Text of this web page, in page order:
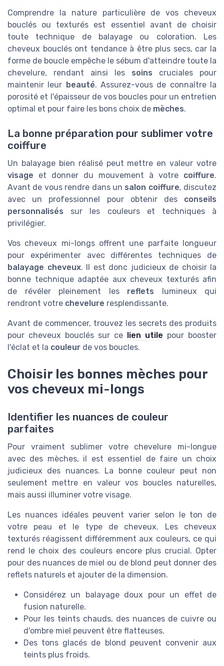
Comprendre la nature particulière de vos cheveux
bouclés ou texturés est essentiel avant de choisir
toute technique de balayage ou coloration. Les
cheveux bouclés ont tendance à être plus secs, car la
forme de boucle empêche le sébum d'atteindre toute la
chevelure, rendant ainsi les soins cruciales pour
maintenir leur beauté. Assurez-vous de connaître la
porosité et l'épaisseur de vos boucles pour un entretien
optimal et pour faire les bons choix de mèches.
La bonne préparation pour sublimer votre
coiffure
Un balayage bien réalisé peut mettre en valeur votre
visage et donner du mouvement à votre coiffure.
Avant de vous rendre dans un salon coiffure, discutez
avec un professionnel pour obtenir des conseils
personnalisés sur les couleurs et techniques à
privilégier.
Vos cheveux mi-longs offrent une parfaite longueur
pour expérimenter avec différentes techniques de
balayage cheveux. Il est donc judicieux de choisir la
bonne technique adaptée aux cheveux texturés afin
de révéler pleinement les reflets lumineux qui
rendront votre chevelure resplendissante.
Avant de commencer, trouvez les secrets des produits
pour cheveux bouclés sur ce lien utile pour booster
l'éclat et la couleur de vos boucles.
Choisir les bonnes mèches pour
vos cheveux mi-longs
Identifier les nuances de couleur
parfaites
Pour vraiment sublimer votre chevelure mi-longue
avec des mèches, il est essentiel de faire un choix
judicieux des nuances. La bonne couleur peut non
seulement mettre en valeur vos boucles naturelles,
mais aussi illuminer votre visage.
Les nuances idéales peuvent varier selon le ton de
votre peau et le type de cheveux. Les cheveux
texturés réagissent différemment aux couleurs, ce qui
rend le choix des couleursencore plus crucial. Opter
pour des nuances de miel ou de blond peut donner des
reflets naturels et ajouter de la dimension.
Considérez un balayagedoux pour un effet de
fusion naturelle.
Pour les teints chauds, des nuances de cuivre ou
d'ombre miel peuvent être flatteuses.
Des tons glacés de blond peuvent convenir aux
teints plus froids.